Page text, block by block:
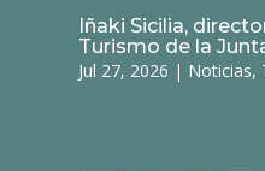
Iñaki Sicilia,
Turismo de la
Jul 27, 2026 | Noticias,